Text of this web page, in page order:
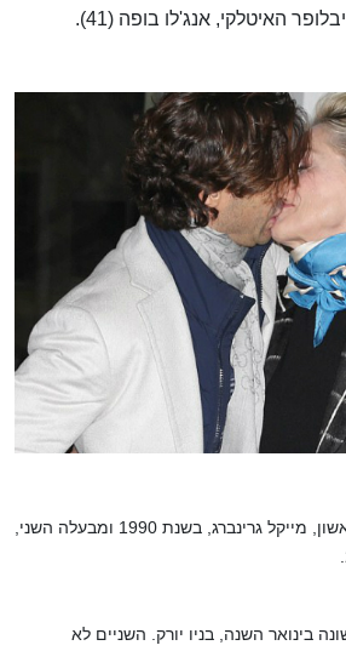
האיטלקי, אנג'לו בופה (41).
סטון התגרשה מבעלה הראשון, מייקל גרינברג, בשנת 1990 ומבעלה השני,
בינואר השנה, בניו יורק. השניים לא